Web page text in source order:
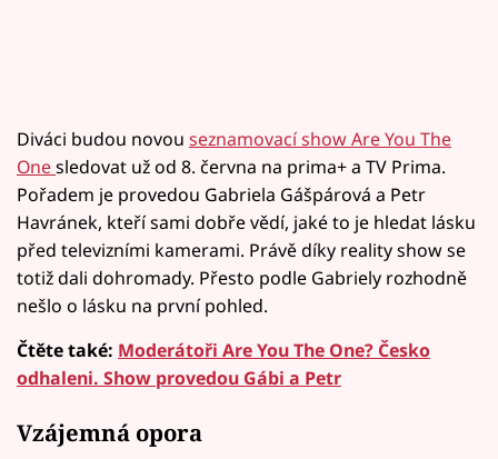
Diváci budou novou seznamovací show Are You The
Onesledovat už od 8. června na prima+ a TV Prima.
Pořadem je provedou Gabriela Gášpárová a Petr
Havránek, kteří sami dobře vědí, jaké to je hledat lásku
před televizními kamerami. Právě díky reality show se
totiž dali dohromady. Přesto podle Gabriely rozhodně
nešlo o lásku na první pohled.
Čtěte také: Moderátoři Are You The One? Česko
odhaleni. Show provedou Gábi a Petr
Vzájemná opora